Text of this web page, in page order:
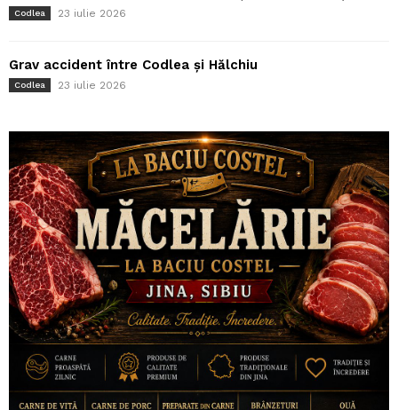
Codlea 23 iulie 2026
Grav accident între Codlea și Hălchiu
Codlea 23 iulie 2026